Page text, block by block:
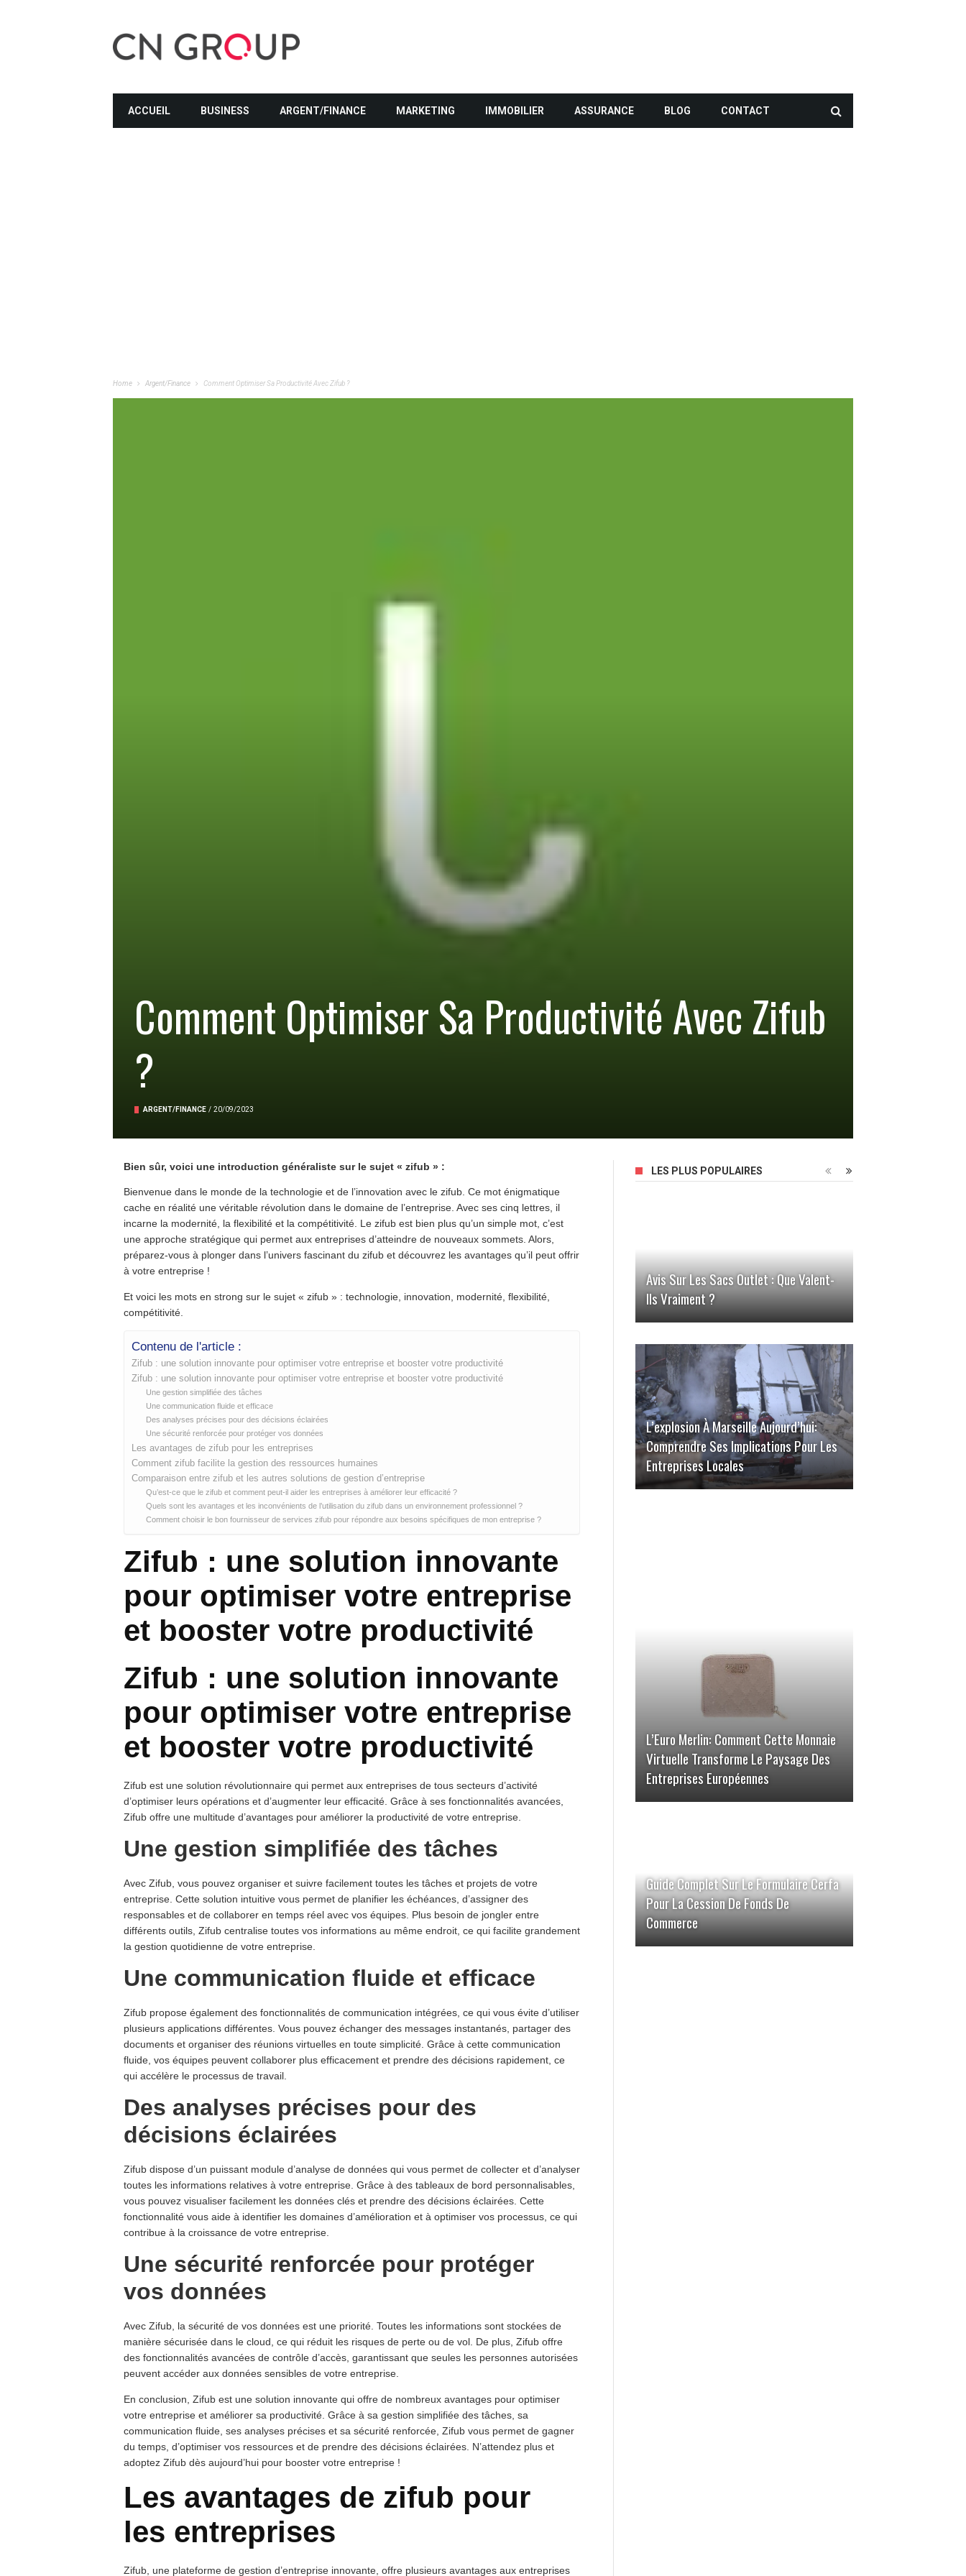
ACCUEIL BUSINESS ARGENT/FINANCE MARKETING IMMOBILIER ASSURANCE BLOG CONTACT
Home Argent/Finance Comment Optimiser Sa Productivité Avec Zifub ?
Comment Optimiser Sa Productivité Avec Zifub
?
ARGENT/FINANCE / 20/09/2023
Bien sûr, voici une introduction généraliste sur le sujet « zifub » :
Bienvenue dans le monde de la technologie et de l’innovation avec le zifub. Ce mot énigmatique
cache en réalité une véritable révolution dans le domaine de l’entreprise. Avec ses cinq lettres, il
incarne la modernité, la flexibilité et la compétitivité. Le zifub est bien plus qu’un simple mot, c’est
une approche stratégique qui permet aux entreprises d’atteindre de nouveaux sommets. Alors,
préparez-vous à plonger dans l’univers fascinant du zifub et découvrez les avantages qu’il peut offrir
à votre entreprise !
Et voici les mots en strong sur le sujet « zifub » : technologie, innovation, modernité, flexibilité,
compétitivité.
Contenu de l'article :
Zifub : une solution innovante pour optimiser votre entreprise et booster votre productivité
Zifub : une solution innovante pour optimiser votre entreprise et booster votre productivité
Une gestion simplifiée des tâches
Une communication fluide et efficace
Des analyses précises pour des décisions éclairées
Une sécurité renforcée pour protéger vos données
Les avantages de zifub pour les entreprises
Comment zifub facilite la gestion des ressources humaines
Comparaison entre zifub et les autres solutions de gestion d’entreprise
Qu’est-ce que le zifub et comment peut-il aider les entreprises à améliorer leur efficacité ?
Quels sont les avantages et les inconvénients de l’utilisation du zifub dans un environnement professionnel ?
Comment choisir le bon fournisseur de services zifub pour répondre aux besoins spécifiques de mon entreprise ?
Zifub : une solution innovante
pour optimiser votre entreprise
et booster votre productivité
Zifub : une solution innovante
pour optimiser votre entreprise
et booster votre productivité
Zifub est une solution révolutionnaire qui permet aux entreprises de tous secteurs d’activité
d’optimiser leurs opérations et d’augmenter leur efficacité. Grâce à ses fonctionnalités avancées,
Zifub offre une multitude d’avantages pour améliorer la productivité de votre entreprise.
Une gestion simplifiée des tâches
Avec Zifub, vous pouvez organiser et suivre facilement toutes les tâches et projets de votre
entreprise. Cette solution intuitive vous permet de planifier les échéances, d’assigner des
responsables et de collaborer en temps réel avec vos équipes. Plus besoin de jongler entre
différents outils, Zifub centralise toutes vos informations au même endroit, ce qui facilite grandement
la gestion quotidienne de votre entreprise.
Une communication fluide et efficace
Zifub propose également des fonctionnalités de communication intégrées, ce qui vous évite d’utiliser
plusieurs applications différentes. Vous pouvez échanger des messages instantanés, partager des
documents et organiser des réunions virtuelles en toute simplicité. Grâce à cette communication
fluide, vos équipes peuvent collaborer plus efficacement et prendre des décisions rapidement, ce
qui accélère le processus de travail.
Des analyses précises pour des
décisions éclairées
Zifub dispose d’un puissant module d’analyse de données qui vous permet de collecter et d’analyser
toutes les informations relatives à votre entreprise. Grâce à des tableaux de bord personnalisables,
vous pouvez visualiser facilement les données clés et prendre des décisions éclairées. Cette
fonctionnalité vous aide à identifier les domaines d’amélioration et à optimiser vos processus, ce qui
contribue à la croissance de votre entreprise.
Une sécurité renforcée pour protéger
vos données
Avec Zifub, la sécurité de vos données est une priorité. Toutes les informations sont stockées de
manière sécurisée dans le cloud, ce qui réduit les risques de perte ou de vol. De plus, Zifub offre
des fonctionnalités avancées de contrôle d’accès, garantissant que seules les personnes autorisées
peuvent accéder aux données sensibles de votre entreprise.
En conclusion, Zifub est une solution innovante qui offre de nombreux avantages pour optimiser
votre entreprise et améliorer sa productivité. Grâce à sa gestion simplifiée des tâches, sa
communication fluide, ses analyses précises et sa sécurité renforcée, Zifub vous permet de gagner
du temps, d’optimiser vos ressources et de prendre des décisions éclairées. N’attendez plus et
adoptez Zifub dès aujourd’hui pour booster votre entreprise !
Les avantages de zifub pour
les entreprises
Zifub, une plateforme de gestion d’entreprise innovante, offre plusieurs avantages aux entreprises
LES PLUS POPULAIRES
Avis Sur Les Sacs Outlet : Que Valent-
Ils Vraiment ?
L’explosion À Marseille Aujourd’hui:
Comprendre Ses Implications Pour Les
Entreprises Locales
L’Euro Merlin: Comment Cette Monnaie
Virtuelle Transforme Le Paysage Des
Entreprises Européennes
Guide Complet Sur Le Formulaire Cerfa
Pour La Cession De Fonds De
Commerce